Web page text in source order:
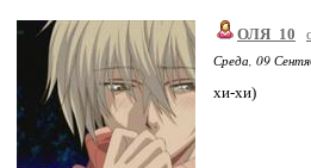
ОЛЯ_10
Среда, 09
хи-хи)